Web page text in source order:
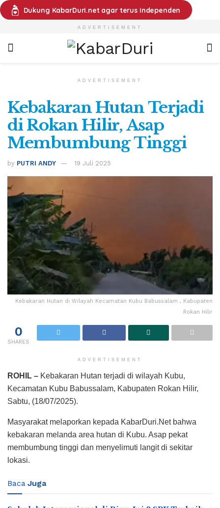
Dukung KabarDuri.net agar terus independen
ADVERTISEMENT
ADVERTISEMENT
Kebakaran Hutan Terjadi
di Rokan Hilir, Asap
Membumbung Tinggi
by PUTRI ANDY 19 Juli 2025
Kebakaran Hutan di Wilayah Kecamatan Kubu Babussalam , Kabupaten
Rokan Hilir
0
SHARES
ADVERTISEMENT
ROHIL – Kebakaran Hutan terjadi di wilayah Kubu,
Kecamatan Kubu Babussalam, Kabupaten Rokan Hilir,
Sabtu, (18/07/2025).
Masyarakat melaporkan kepada KabarDuri.Net bahwa
kebakaran melanda area hutan di Kubu. Asap pekat
membumbung tinggi dan menyelimuti langit di sekitar
lokasi.
Baca Juga